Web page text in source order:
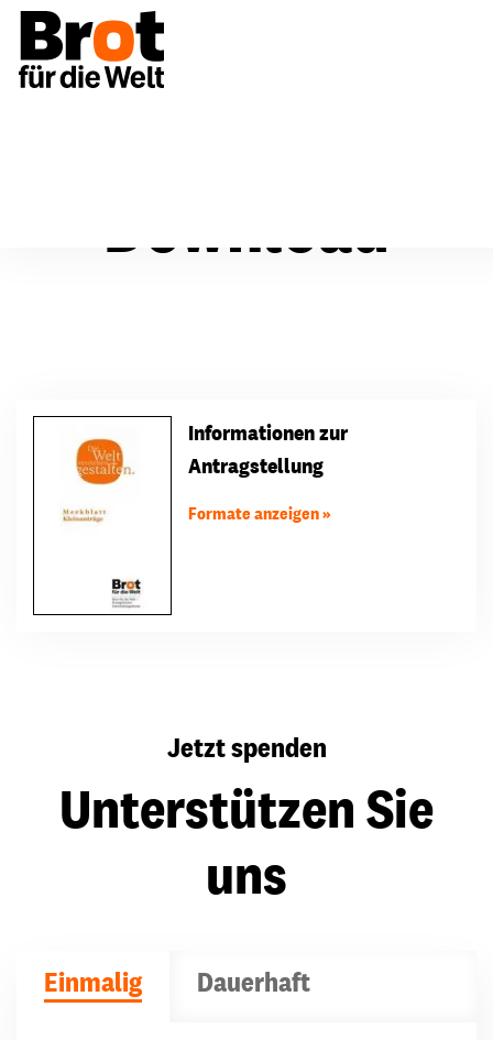
Download
Informationen zur
Antragstellung
Formate anzeigen
Jetzt spenden
Unterstützen Sie
uns
Einmalig Dauerhaft